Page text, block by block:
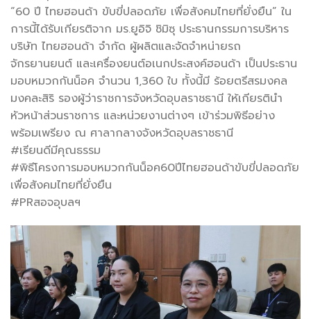
“60 ปี ไทยฮอนด้า ขับขี่ปลอดภัย เพื่อสังคมไทยที่ยั่งยืน” ใน
การนี้ได้รับเกียรติจาก มร.ยูอิจิ ชิมิซุ ประธานกรรมการบริหาร
บริษัท ไทยฮอนด้า จำกัด ผู้ผลิตและจัดจำหน่ายรถ
จักรยานยนต์ และเครื่องยนต์อเนกประสงค์ฮอนด้า เป็นประธาน
มอบหมวกกันน็อค จำนวน 1,360 ใบ ทั้งนี้มี ร้อยตรีสรมงคล
มงคละสิริ รองผู้ว่าราชการจังหวัดอุบลราชธานี ให้เกียรตินำ
หัวหน้าส่วนราชการ และหน่วยงานต่างๆ เข้าร่วมพิธีอย่าง
พร้อมเพรียง ณ ศาลากลางจังหวัดอุบลราชธานี
#เรียนดีมีคุณธรรม
#พิธีโครงการมอบหมวกกันน็อค60ปีไทยฮอนด้าขับขี่ปลอดภัย
เพื่อสังคมไทยที่ยั่งยืน
#PRสอจอุบลฯ